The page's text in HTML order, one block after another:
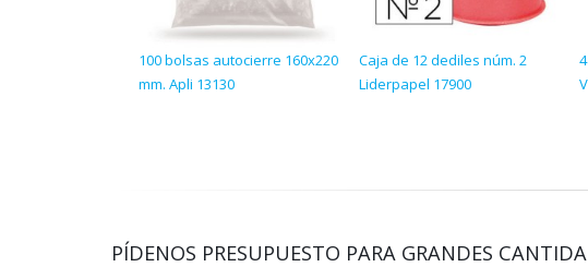
100 bolsas autocierre 160x220
mm. Apli 13130
Caja de 12 dediles núm. 2
Liderpapel 17900
PÍDENOS PRESUPUESTO PARA GRANDES